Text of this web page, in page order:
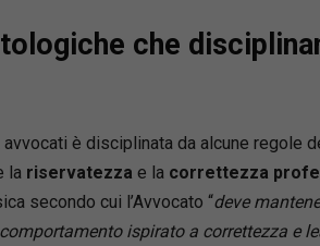
che
è disciplinata da alcune regole
la riservatezza e la correttezza
secondo cui l’Avvocato “deve
ispirato a correttezza e